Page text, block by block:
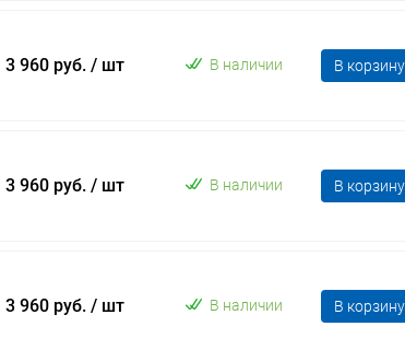
3 960 руб. / шт В наличии В корзину
3 960 руб. / шт В наличии В корзину
3 960 руб. / шт В наличии В корзину